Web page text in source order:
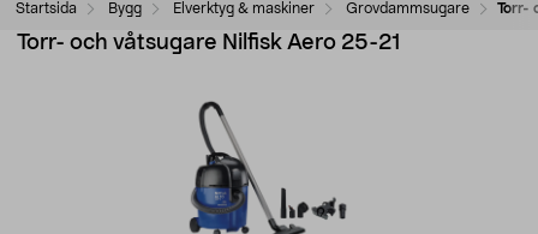
Startsida Bygg Elverktyg & maskiner Grovdammsugare Torr-
Torr- och våtsugare Nilfisk Aero 25-21